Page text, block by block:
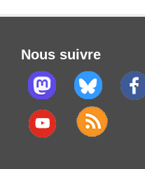
Nous suivre